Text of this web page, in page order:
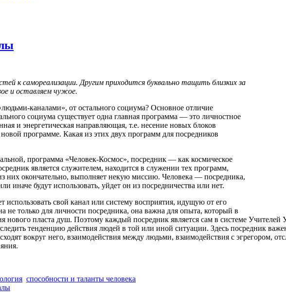
к самореализации. Другим приходится буквально тащить близких за
и оставляем чужое.
каналами», от остального социума? Основное отличие
социума существует одна главная программа — это личностное
и энергетическая направляющая, т.е. несение новых блоков
программе. Какая из этих двух программ для посредников
программа «Человек-Космос», посредник — как космическое
является служителем, находится в служении тех программ,
них окончательно, выполняет некую миссию. Человека — посредника,
будут использовать, уйдет он из посредничества или нет.
использовать свой канал или систему восприятия, идущую от его
не только для личности посредника, она важна для опыта, который в
нового пласта душ. Поэтому каждый посредник является сам в системе
тенденцию действия людей в той или иной ситуации. Здесь посредник
вокруг него, взаимодействия между людьми, взаимодействия с эгрегором,
способности и таланты человека